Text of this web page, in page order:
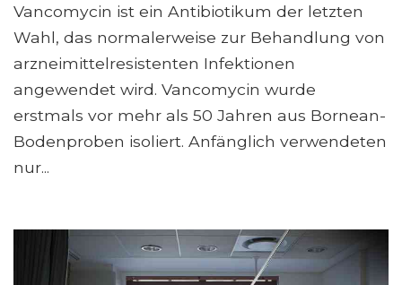
Vancomycin ist ein Antibiotikum der letzten
Wahl, das normalerweise zur Behandlung von
arzneimittelresistenten Infektionen
angewendet wird. Vancomycin wurde
erstmals vor mehr als 50 Jahren aus Bornean-
Bodenproben isoliert. Anfänglich verwendeten
nur...